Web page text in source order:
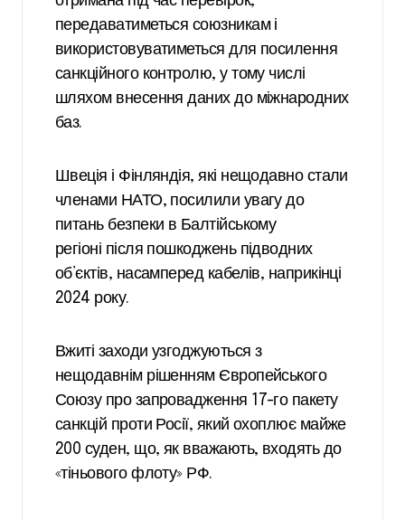
передаватиметься союзникам і
використовуватиметься для посилення
санкційного контролю, у тому числі
шляхом внесення даних до міжнародних
баз.
Швеція і Фінляндія, які нещодавно стали
членами НАТО, посилили увагу до
питань безпеки в Балтійському
регіоні після пошкоджень підводних
об’єктів, насамперед кабелів, наприкінці
2024 року.
Вжиті заходи узгоджуються з
нещодавнім рішенням Європейського
Союзу про запровадження 17-го пакету
санкцій проти Росії, який охоплює майже
200 суден, що, як вважають, входять до
«тіньового флоту» РФ.